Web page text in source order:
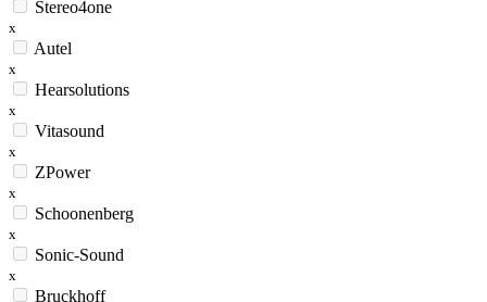
Stereo4one
x
Autel
x
Hearsolutions
x
Vitasound
x
ZPower
x
Schoonenberg
x
Sonic-Sound
x
Bruckhoff